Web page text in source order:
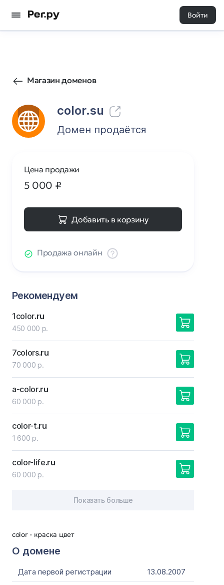
Войти
Магазин доменов
color.su
65 0
Домен продаётся
color - краска цвет
О домене
Дата первой регистрации
13.08.2007
Цена продажи
5 000 ₽
Добавить в корзину
Продажа онлайн
Рекомендуем
1color.ru
450 000 р.
7colors.ru
70 000 р.
a-color.ru
60 000 р.
color-t.ru
1 600 р.
color-life.ru
60 000 р.
Показать больше